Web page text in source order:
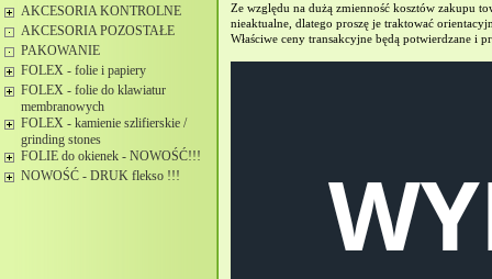
AKCESORIA KONTROLNE
AKCESORIA POZOSTAŁE
PAKOWANIE
FOLEX - folie i papiery
FOLEX - folie do klawiatur
membranowych
FOLEX - kamienie szlifierskie /
grinding stones
FOLIE do okienek - NOWOŚĆ!!!
NOWOŚĆ - DRUK flekso !!!
Ze względu na dużą zmienność kosztów zakupu
nieaktualne, dlatego proszę je traktować
Właściwe ceny transakcyjne będą potwierdzane i